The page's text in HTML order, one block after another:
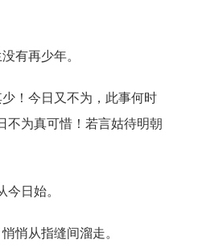
有再少年。
！今日又不为，此事何时
不为真可惜！若言姑待明朝
日始。
悄从指缝间溜走。